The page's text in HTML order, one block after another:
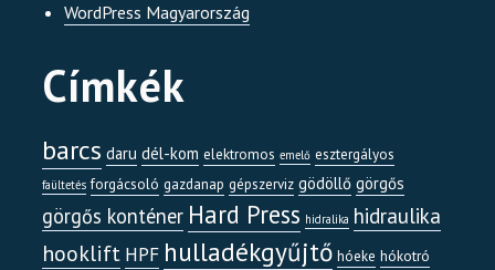
WordPress Magyarország
Címkék
barcs daru dél-kom elektromos emelő esztergályos
faültetés forgácsoló gazdanap gépszerviz gödöllő görgős
görgős konténer Hard Press hidralika hidraulika
hooklift HPF hulladékgyűjtő hóeke hókotró